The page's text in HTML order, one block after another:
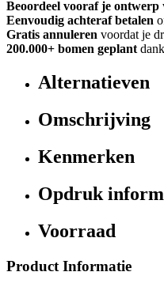
Beoordeel vooraf je ontwerp
Eenvoudig achteraf betalen
Gratis annuleren voordat je
200.000+ bomen geplant
Alternatieven
Omschrijving
Kenmerken
Opdruk
Voorraad
Product Informatie